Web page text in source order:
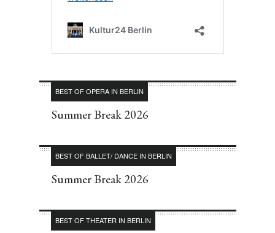
BEST OF OPERA IN BERLIN
Summer Break 2026
BEST OF BALLET/ DANCE IN BERLIN
Summer Break 2026
BEST OF THEATER IN BERLIN